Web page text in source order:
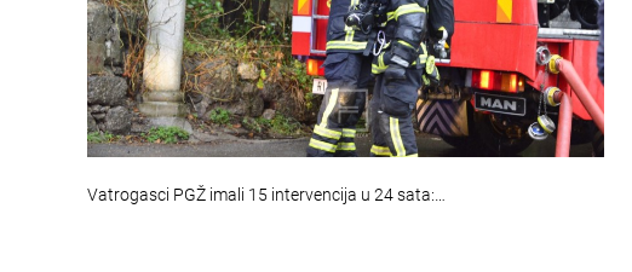
Vatrogasci PGŽ imali 15 intervencija u 24 sata:…